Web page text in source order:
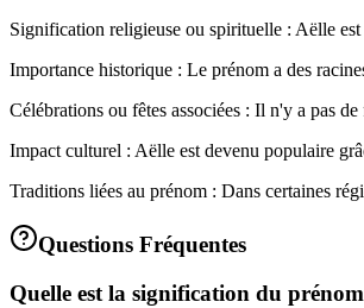
Signification religieuse ou spirituelle : Aëlle
Importance historique : Le prénom a des
Célébrations ou fêtes associées : Il n'y a pas
Impact culturel : Aëlle est devenu populaire
Traditions liées au prénom : Dans certaines
Questions Fréquentes
Quelle est la signification du